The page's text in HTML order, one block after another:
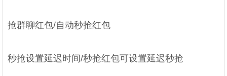
抢群聊红包/自动秒抢红包
秒抢设置延迟时间/秒抢红包可设置延迟秒抢